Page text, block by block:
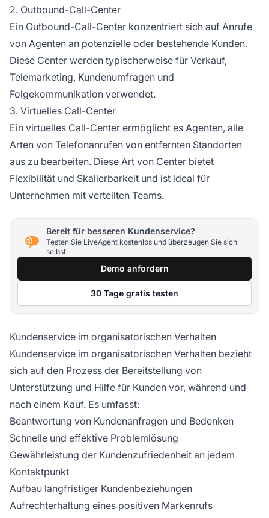
2. Outbound-Call-Center
Ein Outbound-Call-Center konzentriert sich auf Anrufe
von Agenten an potenzielle oder bestehende Kunden.
Diese Center werden typischerweise für Verkauf,
Telemarketing, Kundenumfragen und
Folgekommunikation verwendet.
3. Virtuelles Call-Center
Ein virtuelles Call-Center ermöglicht es Agenten, alle
Arten von Telefonanrufen von entfernten Standorten
aus zu bearbeiten. Diese Art von Center bietet
Flexibilität und Skalierbarkeit und ist ideal für
Unternehmen mit verteilten Teams.
Bereit für besseren Kundenservice?
Testen Sie LiveAgent kostenlos und überzeugen Sie sich
selbst.
Demo anfordern
30 Tage gratis testen
Kundenservice im organisatorischen Verhalten
Kundenservice im organisatorischen Verhalten bezieht
sich auf den Prozess der Bereitstellung von
Unterstützung und Hilfe für Kunden vor, während und
nach einem Kauf. Es umfasst:
Beantwortung von Kundenanfragen und Bedenken
Schnelle und effektive Problemlösung
Gewährleistung der Kundenzufriedenheit an jedem
Kontaktpunkt
Aufbau langfristiger Kundenbeziehungen
Aufrechterhaltung eines positiven Markenrufs